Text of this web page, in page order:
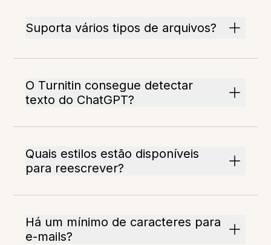
Suporta vários tipos de arquivos?
O Turnitin consegue detectar
texto do ChatGPT?
Quais estilos estão disponíveis
para reescrever?
Há um mínimo de caracteres para
e-mails?